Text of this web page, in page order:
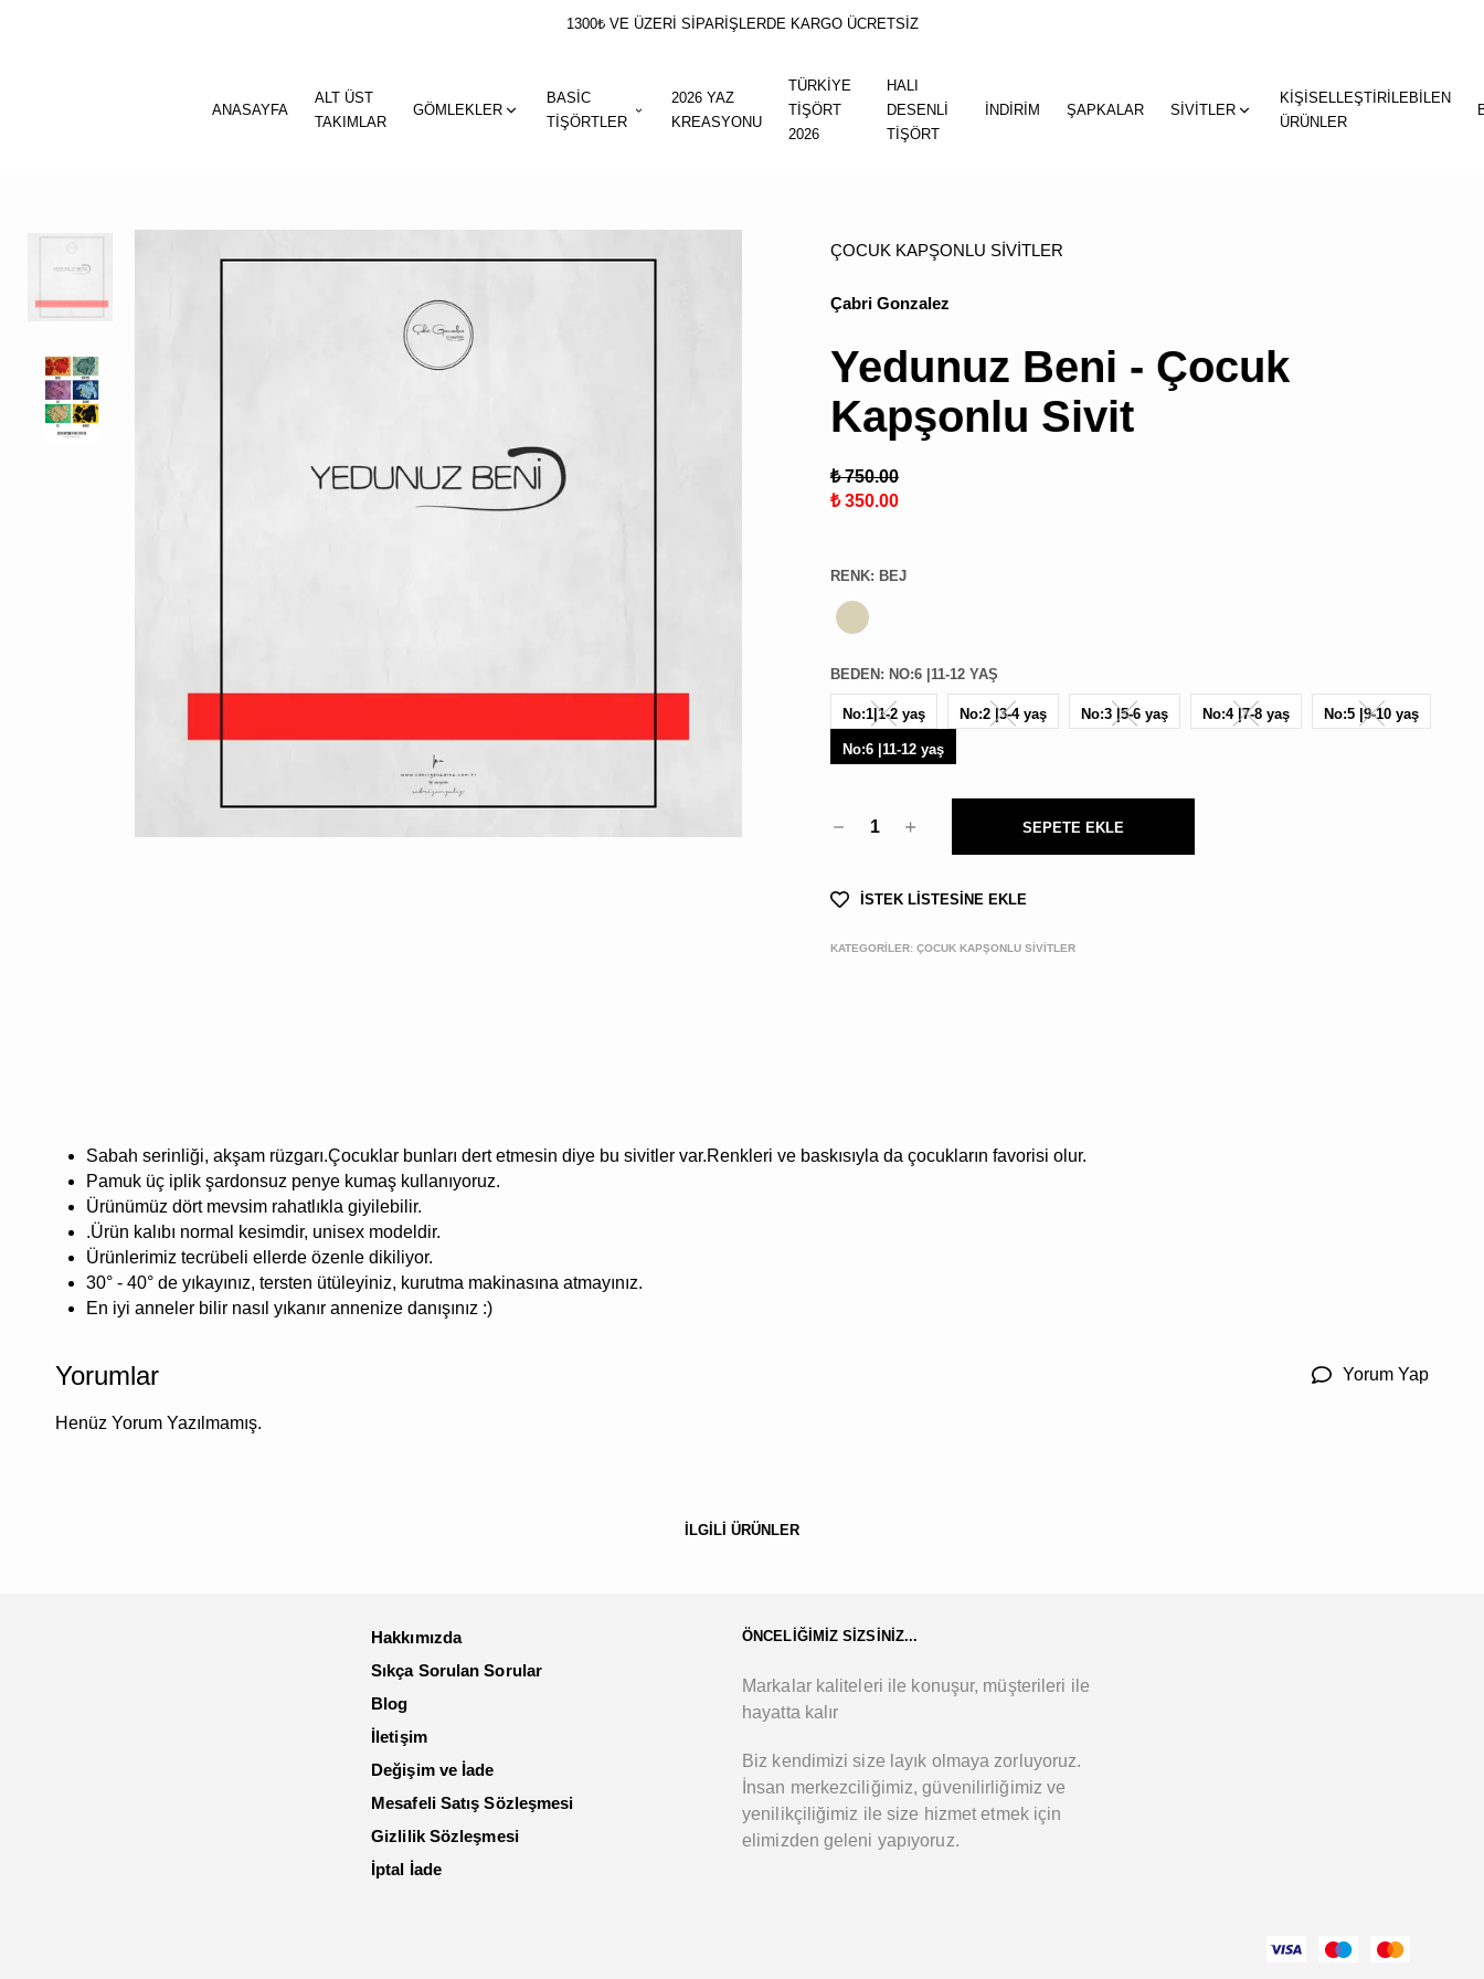
1300₺ VE ÜZERİ SİPARİŞLERDE KARGO ÜCRETSİZ
ANASAYFA
ALT ÜST
TAKIMLAR
GÖMLEKLER
BASİC
TİŞÖRTLER
2026 YAZ
KREASYONU
TÜRKİYE
TİŞÖRT
2026
HALI
DESENLİ
TİŞÖRT
İNDİRİM ŞAPKALAR SİVİTLER
KİŞİSELLEŞTİRİLEBİLEN
ÜRÜNLER
""
ÇOCUK KAPŞONLU SİVİTLER
Çabri Gonzalez
Yedunuz Beni - Çocuk
Kapşonlu Sivit
₺ 750.00
₺ 350.00
RENK: BEJ
BEDEN : NO:6 |11-12 YAŞ
No:1|1-2 yaş No:2 |3-4 yaş No:3 |5-6 yaş No:4 |7-8 yaş No:5 |9-10 yaş
No:6 |11-12 yaş
1 SEPETE EKLE
İSTEK LİSTESİNE EKLE
KATEGORİLER: ÇOCUK KAPŞONLU SİVİTLER
Sabah serinliği, akşam rüzgarı.Çocuklar bunları dert etmesin diye bu sivitler var.Renkleri ve baskısıyla da çocukların favorisi olur.
Pamuk üç iplik şardonsuz penye kumaş kullanıyoruz.
Ürünümüz dört mevsim rahatlıkla giyilebilir.
.Ürün kalıbı normal kesimdir, unisex modeldir.
Ürünlerimiz tecrübeli ellerde özenle dikiliyor.
30° - 40° de yıkayınız, tersten ütüleyiniz, kurutma makinasına atmayınız.
En iyi anneler bilir nasıl yıkanır annenize danışınız :)
Yorumlar Yorum Yap
Henüz Yorum Yazılmamış.
İLGİLİ ÜRÜNLER
Hakkımızda
Sıkça Sorulan Sorular
Blog
İletişim
Değişim ve İade
Mesafeli Satış Sözleşmesi
Gizlilik Sözleşmesi
İptal İade
ÖNCELİĞİMİZ SİZSİNİZ...
Markalar kaliteleri ile konuşur, müşterileri ile
hayatta kalır
Biz kendimizi size layık olmaya zorluyoruz.
İnsan merkezciliğimiz, güvenilirliğimiz ve
yenilikçiliğimiz ile size hizmet etmek için
elimizden geleni yapıyoruz.